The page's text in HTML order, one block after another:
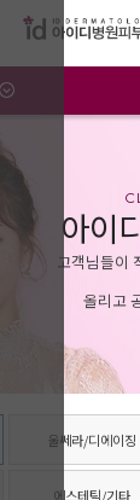
아이
고객님들이
올리고
울쎄라/디에이징
에스테틱/기타